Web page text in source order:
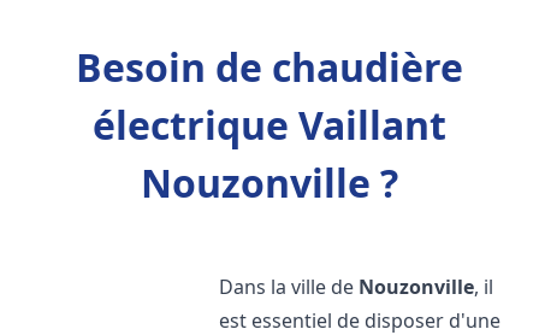
Besoin de chaudière
électrique Vaillant
Nouzonville ?
Dans la ville de Nouzonville, il
est essentiel de disposer d'une